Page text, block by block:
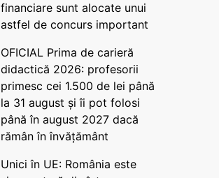
financiare sunt alocate unui
astfel de concurs important
OFICIAL Prima de carieră
didactică 2026: profesorii
primesc cei 1.500 de lei până
la 31 august și îi pot folosi
până în august 2027 dacă
rămân în învățământ
Unici în UE: România este